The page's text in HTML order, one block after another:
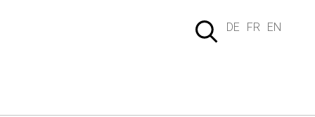
DE FR EN